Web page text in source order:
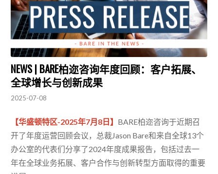
NEWS | BARE柏迩咨询年度回顾：客户拓展、
全球增长与创新成果
2025-07-08
【华盛顿特区-2025年7月8日】 BARE柏迩咨询于近期召
开了年度运营回顾会议，总裁Jason Bare和来自全球13个
办公室的代表们分享了2024年度成果报告，包括过去一
年在全球业务拓展、客户合作与创新转型方面取得的重要